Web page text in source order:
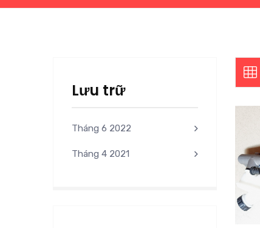
Lưu trữ
Tháng 6 2022
Tháng 4 2021